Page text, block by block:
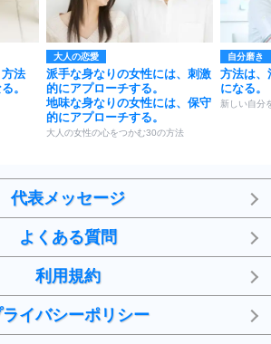
法
。
大人の恋愛
派手な身なりの女性には、刺激
的にアプローチする。
地味な身なりの女性には、保守
的にアプローチする。
大人の女性の心をつかむ30の方法
自分磨き
方法は、
になる。
新しい自分
代表メッセージ
よくある質問
利用規約
ライバシーポリシー